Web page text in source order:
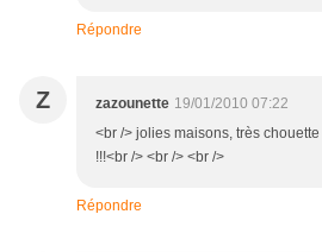
Répondre
Z zazounette 19/01/2010 07:22
<br /> jolies maisons, très
!!!<br /> <br /> <br />
Répondre